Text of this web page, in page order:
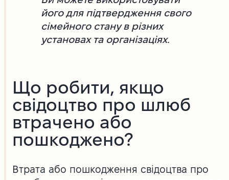
його для підтвердження свого
сімейного стану в різних
установах та організаціях.
Що робити, якщо
свідоцтво про шлюб
втрачено або
пошкоджено?
Втрата або пошкодження свідоцтва про